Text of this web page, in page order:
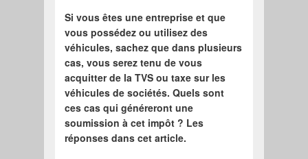
Si vous êtes une entreprise et que
vous possédez ou utilisez des
véhicules, sachez que dans plusieurs
cas, vous serez tenu de vous
acquitter de la TVS ou taxe sur les
véhicules de sociétés. Quels sont
ces cas qui généreront une
soumission à cet impôt ? Les
réponses dans cet article.